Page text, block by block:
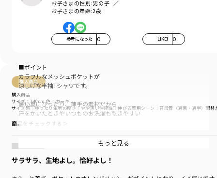
お子さまの性別:男の子
お子さまの年齢:2歳
参考になった 0 LIKE! 0
購入商品
購入商品
サイズ感：ゆったり 生地の厚さ：やや薄い伸縮性：伸びる着用シーン ：普段着（通園・通学） 着替
サイズ：140cm 色：カーキ
商品をチェックする＞
サラサラ、生地よし。恰好よし！
■ポイント
カラフルなメッシュポケットが
涼しげな半袖Tシャツです。
暑い夏にぴったり、薄手の素材だから
汗をかいたときやいつものお洗濯も乾きやすい
スタイリングに合わせやすいカーキ・チャコールグレー、
配色が存在感のあるミックスとカラバリは4色。
もっと見る